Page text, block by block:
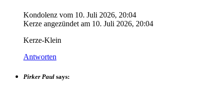
Kondolenz vom 10. Juli 2026, 20:04
Kerze angezündet am 10. Juli 2026, 20:04
Kerze-Klein
Antworten
Pirker Paul says: